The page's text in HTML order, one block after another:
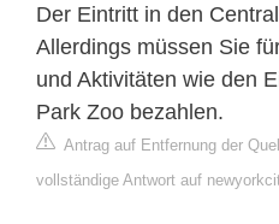
Der Eintritt in den
Allerdings müssen Sie
und Aktivitäten wie den
Park Zoo bezahlen.
Antrag auf Entfernung der
vollständige Antwort auf